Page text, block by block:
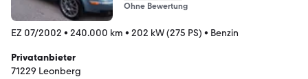
Ohne Bewertung
EZ 07/2002 • 240.000 km • 202 kW (275 PS) • Benzin
Privatanbieter
71229 Leonberg